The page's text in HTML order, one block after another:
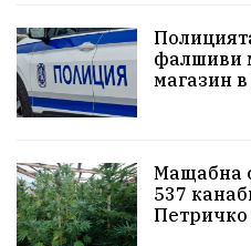
досъдебно производство
Благотворителност
домашно насилие
Проверки
фалшиви
магазин
Мащабна
537
Петричко